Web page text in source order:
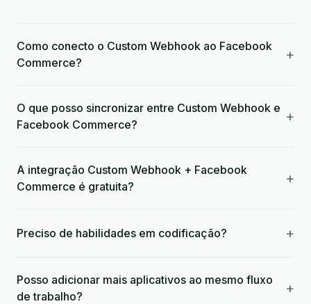
Como conecto o Custom Webhook ao Facebook
Commerce?
+
O que posso sincronizar entre Custom Webhook e
Facebook Commerce?
+
A integração Custom Webhook + Facebook
Commerce é gratuita?
+
Preciso de habilidades em codificação? +
Posso adicionar mais aplicativos ao mesmo fluxo
de trabalho?
+